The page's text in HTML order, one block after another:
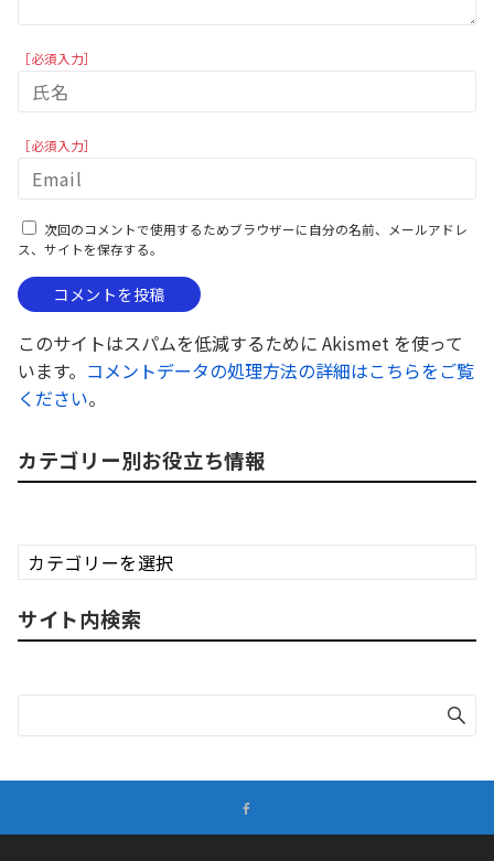
［必須入力］
［必須入力］
次回のコメントで使用するためブラウザーに自分の名前、メールアドレ
ス、サイトを保存する。
このサイトはスパムを低減するために Akismet を使って
います。 コメントデータの処理方法の詳細はこちらをご覧
ください。
カテゴリー別お役立ち情報
カ
テ
リ
ー
お
立
サイト内検索